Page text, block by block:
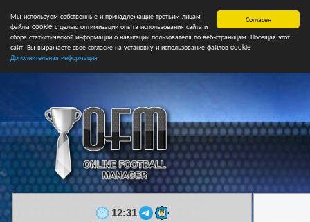
Согласен
Мы используем собственные и принадлежащие третьим лицам
файлы cookie с целью оптимизации опыта использования сайта и
сбора статистической информации о навигации пользователя по веб-страницам. Посещая этот
сайт, Вы выражаете свое согласие на установку и использование файлов cookie
Дополнительная информация
Главная Форум Турниры Сборные НФ Свободные
12:31